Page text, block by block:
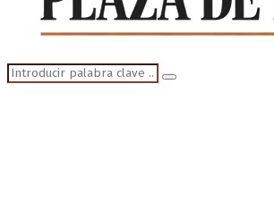
Search
for:
Search